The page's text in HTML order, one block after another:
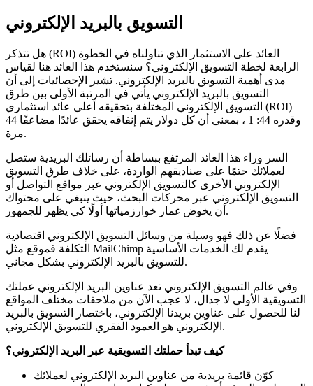
التسويق بالبريد الإلكتروني
هل تتذكر (ROI) العائد على الاستثمار الذي تناولناه في الخطوة
الرابعة لخطة التسويق الإلكتروني؟ سنستخدم هذا العائد هنا لقياس
مدى أهمية التسويق بالبريد الإلكتروني. تشير الإحصائيات إلى أن
التسويق بالبريد الإلكتروني يأتي في المرتبة الأولى بين طرق
التسويق الإلكتروني المختلفة بتحقيقه أعلى عائد استثماري (ROI)
وقدره 44: 1 ، بمعنى أن كل دولار يتم إنفاقه يحقق عائدًا مضاعفًا 44
مرة.
السر وراء هذا العائد المرتفع ببساطة أن رسائلك البريدية ستصل
لعملائك حتمًا على صناديقهم الواردة، على خلاف طرق التسويق
الإلكتروني الأخرى كالتسويق الإلكتروني عبر مواقع التواصل أو
التسويق الإلكتروني عبر محركات البحث، حيث ينبغي على محتواك
أن يخوض غمار خوارزمياتها أولًا كي يظهر للجمهور.
فضلًا عن ذلك فهو وسيلة من وسائل التسويق الإلكتروني اقتصادية
التكلفة فموقع مثل MailChimp يقدم لك الخدمات الأساسية
للتسويق بالبريد الإلكتروني بشكل مجاني.
وفي عالم التسويق الإلكتروني تعد عناوين البريد الإلكتروني عملتك
التسويقية الأولى لا جدال، لا عجب الآن من ملاحقات مختلف المواقع
لنا للحصول على عناوين بريدنا الإلكتروني، باختصار التسويق بالبريد
الإلكتروني هو العمود الفقري للتسويق الإلكتروني.
كيف تبدأ حملتك التسويقية عبر البريد الإلكتروني؟
كوّن قائمة بريدية من عناوين البريد الإلكتروني لعملائك